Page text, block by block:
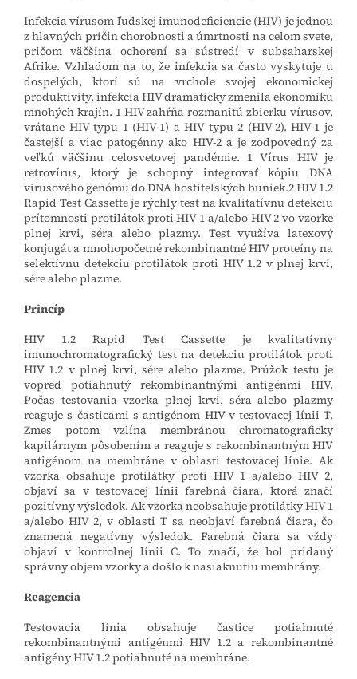
Infekcia vírusom ľudskej imunodeficiencie (HIV) je jednou
z hlavných príčin chorobnosti a úmrtnosti na celom svete,
pričom väčšina ochorení sa sústredí v subsaharskej
Afrike. Vzhľadom na to, že infekcia sa často vyskytuje u
dospelých, ktorí sú na vrchole svojej ekonomickej
produktivity, infekcia HIV dramaticky zmenila ekonomiku
mnohých krajín. 1 HIV zahŕňa rozmanitú zbierku vírusov,
vrátane HIV typu 1 (HIV-1) a HIV typu 2 (HIV-2). HIV-1 je
častejší a viac patogénny ako HIV-2 a je zodpovedný za
veľkú väčšinu celosvetovej pandémie. 1 Vírus HIV je
retrovírus, ktorý je schopný integrovať kópiu DNA
vírusového genómu do DNA hostiteľských buniek.2 HIV 1.2
Rapid Test Cassette je rýchly test na kvalitatívnu detekciu
prítomnosti protilátok proti HIV 1 a/alebo HIV 2 vo vzorke
plnej krvi, séra alebo plazmy. Test využíva latexový
konjugát a mnohopočetné rekombinantné HIV proteíny na
selektívnu detekciu protilátok proti HIV 1.2 v plnej krvi,
sére alebo plazme.
Princíp
HIV 1.2 Rapid Test Cassette je kvalitatívny
imunochromatografický test na detekciu protilátok proti
HIV 1.2 v plnej krvi, sére alebo plazme. Prúžok testu je
vopred potiahnutý rekombinantnými antigénmi HIV.
Počas testovania vzorka plnej krvi, séra alebo plazmy
reaguje s časticami s antigénom HIV v testovacej línii T.
Zmes potom vzlína membránou chromatograficky
kapilárnym pôsobením a reaguje s rekombinantným HIV
antigénom na membráne v oblasti testovacej línie. Ak
vzorka obsahuje protilátky proti HIV 1 a/alebo HIV 2,
objaví sa v testovacej línii farebná čiara, ktorá značí
pozitívny výsledok. Ak vzorka neobsahuje protilátky HIV 1
a/alebo HIV 2, v oblasti T sa neobjaví farebná čiara, čo
znamená negatívny výsledok. Farebná čiara sa vždy
objaví v kontrolnej línii C. To značí, že bol pridaný
správny objem vzorky a došlo k nasiaknutiu membrány.
Reagencia
Testovacia línia obsahuje častice potiahnuté
rekombinantnými antigénmi HIV 1.2 a rekombinantné
antigény HIV 1.2 potiahnuté na membráne.